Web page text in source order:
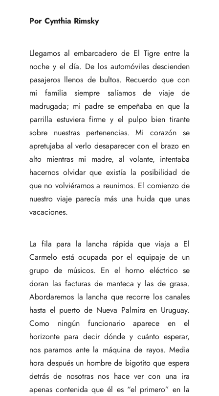
Por Cynthia Rimsky
Llegamos al embarcadero de El Tigre entre la
noche y el día. De los automóviles descienden
pasajeros llenos de bultos. Recuerdo que con
mi familia siempre salíamos de viaje de
madrugada; mi padre se empeñaba en que la
parrilla estuviera firme y el pulpo bien tirante
sobre nuestras pertenencias. Mi corazón se
apretujaba al verlo desaparecer con el brazo en
alto mientras mi madre, al volante, intentaba
hacernos olvidar que existía la posibilidad de
que no volviéramos a reunirnos. El comienzo de
nuestro viaje parecía más una huida que unas
vacaciones.
La fila para la lancha rápida que viaja a El
Carmelo está ocupada por el equipaje de un
grupo de músicos. En el horno eléctrico se
doran las facturas de manteca y las de grasa.
Abordaremos la lancha que recorre los canales
hasta el puerto de Nueva Palmira en Uruguay.
Como ningún funcionario aparece en el
horizonte para decir dónde y cuánto esperar,
nos paramos ante la máquina de rayos. Media
hora después un hombre de bigotito que espera
detrás de nosotras nos hace ver con una ira
apenas contenida que él es “el primero” en la